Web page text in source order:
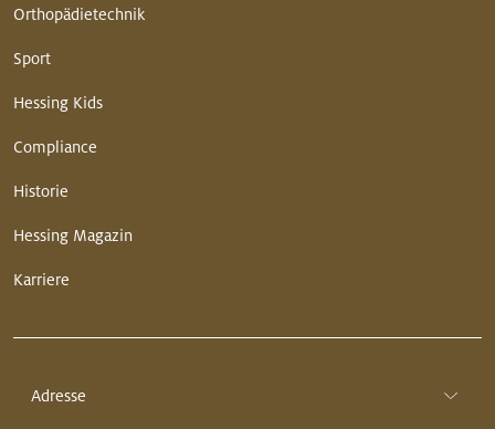
Orthopädietechnik
Sport
Hessing Kids
Compliance
Historie
Hessing Magazin
Karriere
Adresse